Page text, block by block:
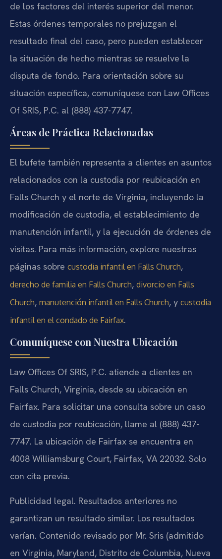
de los factores del interés superior del menor.
Estas órdenes temporales no prejuzgan el
resultado final del caso, pero pueden establecer
la situación de hecho mientras se resuelve la
disputa de fondo. Para orientación sobre su
situación específica, comuníquese con Law Offices
Of SRIS, P.C. al (888) 437-7747.
Áreas de Práctica Relacionadas
El bufete también representa a clientes en asuntos
relacionados con la custodia por reubicación en
Falls Church y el norte de Virginia, incluyendo la
modificación de custodia, el establecimiento de
manutención infantil, y la ejecución de órdenes de
visitas. Para más información, explore nuestras
páginas sobre custodia infantil en Falls Church,
derecho de familia en Falls Church, divorcio en Falls
Church, manutención infantil en Falls Church, y custodia
infantil en el condado de Fairfax.
Comuníquese con Nuestra Ubicación
Law Offices Of SRIS, P.C. atiende a clientes en
Falls Church, Virginia, desde su ubicación en
Fairfax. Para solicitar una consulta sobre un caso
de custodia por reubicación, llame al (888) 437-
7747. La ubicación de Fairfax se encuentra en
4008 Williamsburg Court, Fairfax, VA 22032. Solo
con cita previa.
Publicidad legal. Resultados anteriores no
garantizan un resultado similar. Los resultados
varían. Contenido revisado por Mr. Sris (admitido
en Virginia, Maryland, Distrito de Columbia, Nueva